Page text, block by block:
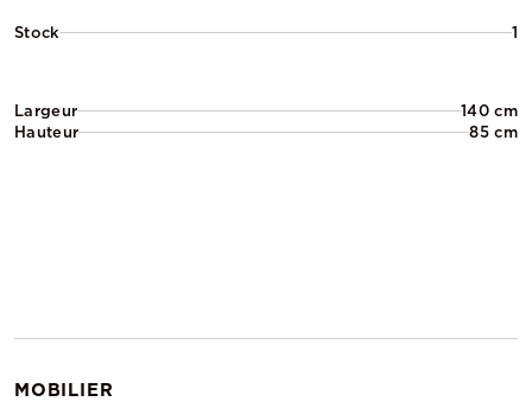
Stock 1
Largeur
140 cm
Hauteur
85 cm
MOBILIER